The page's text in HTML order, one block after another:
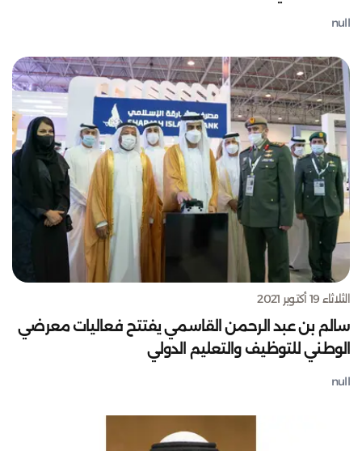
null
الثلاثاء 19 أكتوبر 2021
سالم بن عبد الرحمن القاسمي يفتتح فعاليات معرضي
الوطني للتوظيف والتعليم الدولي
null